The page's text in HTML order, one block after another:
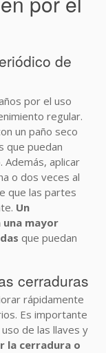
de
por el uso
regular.
un paño seco
que puedan
Además, aplicar
o dos veces al
que las partes
Un
mayor
que puedan
cerraduras
rápidamente
Es importante
de las llaves y
la cerradura o